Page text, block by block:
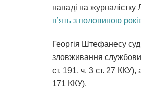
нападі на
п’ять з половиною
Георгія Штефанесу
зловживання
ст. 191, ч. 3 ст. 27 ККУ),
171 ККУ).